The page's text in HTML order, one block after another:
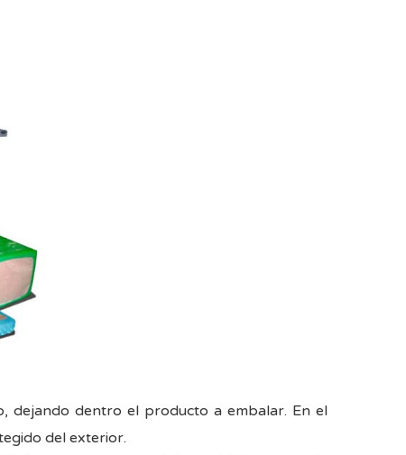
dejando dentro el producto a embalar. En el
del exterior.